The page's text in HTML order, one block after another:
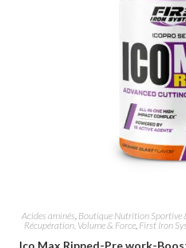
Acides aminés, Boutique Nutrition Sportive
Récupération, Volume & Force, First Iron